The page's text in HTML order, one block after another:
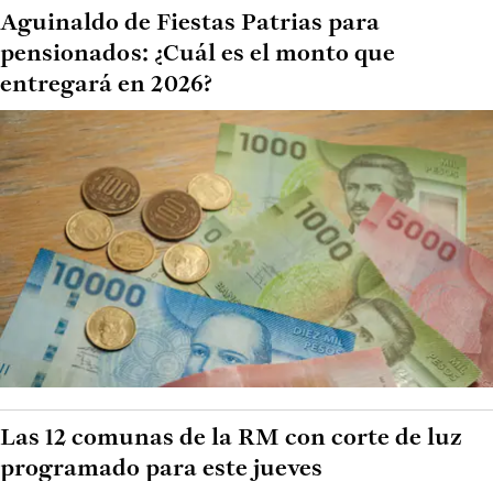
Aguinaldo de Fiestas Patrias para
pensionados: ¿Cuál es el monto que
entregará en 2026?
Las 12 comunas de la RM con corte de luz
programado para este jueves